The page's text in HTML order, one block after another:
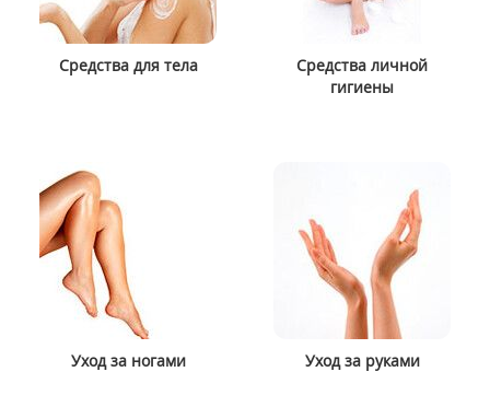
Средства для тела
Средства личной
гигиены
Уход за ногами Уход за руками